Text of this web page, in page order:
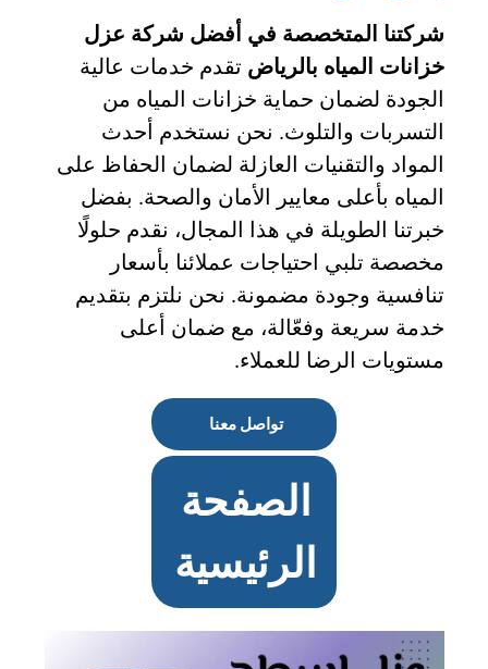
شركتنا المتخصصة في أفضل شركة عزل
خزانات المياه بالرياض تقدم خدمات عالية
الجودة لضمان حماية خزانات المياه من
التسربات والتلوث. نحن نستخدم أحدث
المواد والتقنيات العازلة لضمان الحفاظ على
المياه بأعلى معايير الأمان والصحة. بفضل
خبرتنا الطويلة في هذا المجال، نقدم حلولًا
مخصصة تلبي احتياجات عملائنا بأسعار
تنافسية وجودة مضمونة. نحن نلتزم بتقديم
خدمة سريعة وفعّالة، مع ضمان أعلى
مستويات الرضا للعملاء.
تواصل معنا
الصفحة
الرئيسية